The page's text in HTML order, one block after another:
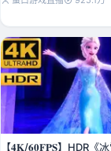
【𝟒𝐊/𝟔𝟎𝐅𝐏𝐒】HDR《